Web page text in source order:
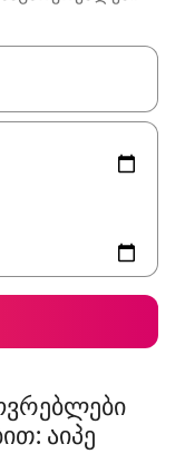
ნავიგაციისთვის
აიპე